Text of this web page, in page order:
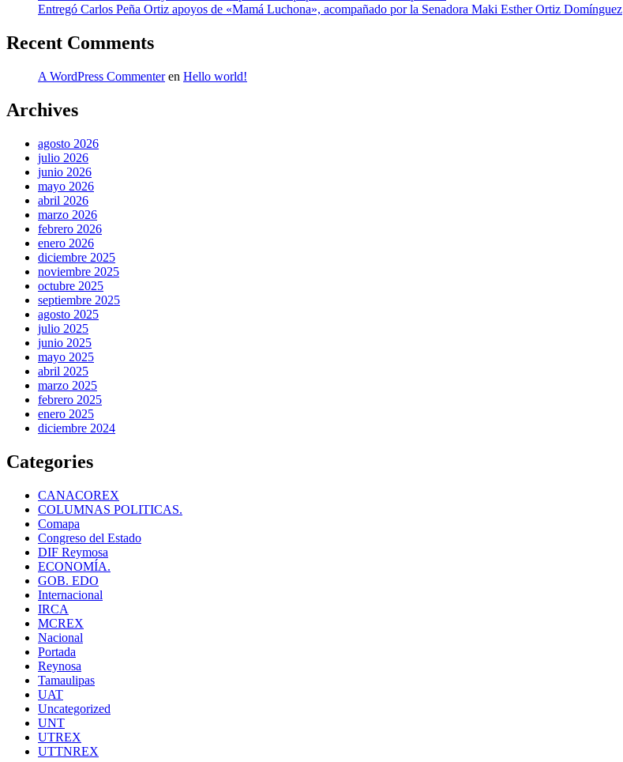
Entregó Carlos Peña Ortiz apoyos de «Mamá Luchona», acompañado por la Senadora Maki Esther Ortiz Domínguez
Recent Comments
A WordPress Commenteren Hello world!
Archives
agosto 2026
julio 2026
junio 2026
mayo 2026
abril 2026
marzo 2026
febrero 2026
enero 2026
diciembre 2025
noviembre 2025
octubre 2025
septiembre 2025
agosto 2025
julio 2025
junio 2025
mayo 2025
abril 2025
marzo 2025
febrero 2025
enero 2025
diciembre 2024
Categories
CANACOREX
COLUMNAS POLITICAS.
Comapa
Congreso del Estado
DIF Reymosa
ECONOMÍA.
GOB. EDO
Internacional
IRCA
MCREX
Nacional
Portada
Reynosa
Tamaulipas
UAT
Uncategorized
UNT
UTREX
UTTNREX